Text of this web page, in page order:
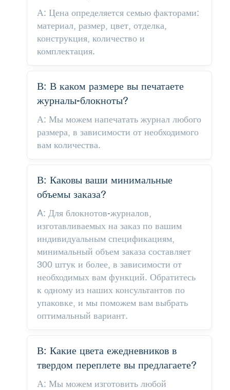
А: Цена определяется семью факторами:
материал, размер, цвет, отделка,
конструкция, количество и
комплектация.
В: В каком размере вы печатаете
журналы-блокноты?
А: Мы можем напечатать журнал любого
размера, в зависимости от необходимого
вам количества.
В: Каковы ваши минимальные
объемы заказа?
A: Для блокнотов-журналов,
изготавливаемых на заказ по вашим
индивидуальным спецификациям,
минимальный объем заказа составляет
300 штук и более, в зависимости от
необходимых вам функций. Обратитесь
к одному из наших консультантов по
упаковке, и мы поможем вам выбрать
оптимальный вариант.
В: Какие цвета ежедневников в
твердом переплете вы предлагаете?
А: Мы можем изготовить любой